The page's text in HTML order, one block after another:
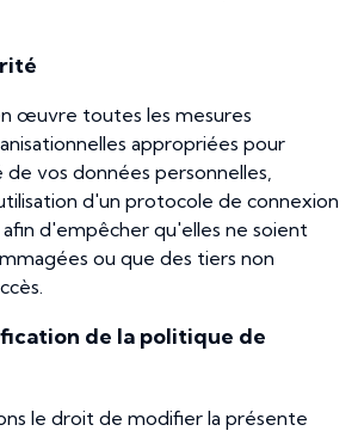
œuvre toutes les mesures
appropriées pour
de vos données personnelles,
d'un protocole de connexion
afin d'empêcher qu'elles ne soient
ou que des tiers non
de la politique de
le droit de modifier la présente